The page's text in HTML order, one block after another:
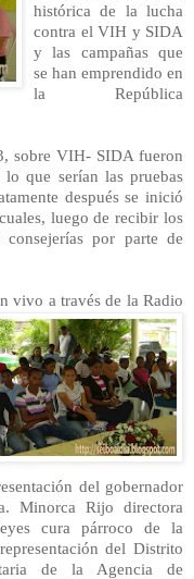
histórica de la lucha
contra el VIH ySIDA
y las campañas que
se han emprendido en
la República
sobre VIH- SIDA fueron
lo que serían las pruebas
después se inició
luego de recibir los
consejerías por parte de
vivo a través de la Radio
del gobernador
Minorca Rijo directora
cura párroco de la
del Distrito
de la Agencia de